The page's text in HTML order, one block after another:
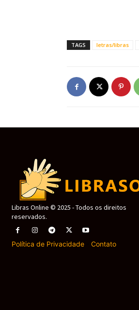
TAGS letras/libras
Libras Online © 2025 - Todos os direitos
reservados.
Política de Privacidade Contato